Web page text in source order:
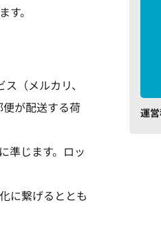
。
（メルカリ、
が配送する荷
準じます。ロッ
に繋げるととも
運